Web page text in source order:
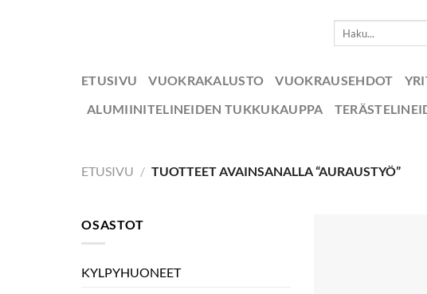
ETUSIVU VUOKRAKALUSTO VUOKRAUSEHDOT
ALUMIINITELINEIDEN TUKKUKAUPPA
ETUSIVU / TUOTTEET AVAINSANALLA “AURAUSTYÖ”
OSASTOT
KYLPYHUONEET